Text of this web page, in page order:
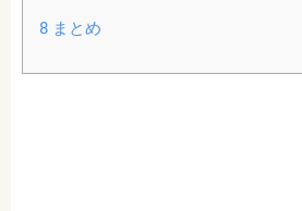
8まとめ